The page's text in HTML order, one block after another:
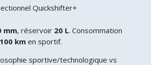
Quickshifter+
mm, réservoir 20 L. Consommation
kmen sportif.
sportive/technologique vs